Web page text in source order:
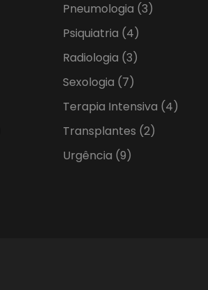
Pneumologia (3)
Psiquiatria (4)
Radiologia (3)
Sexologia (7)
Terapia Intensiva (4)
Transplantes (2)
Urgência (9)